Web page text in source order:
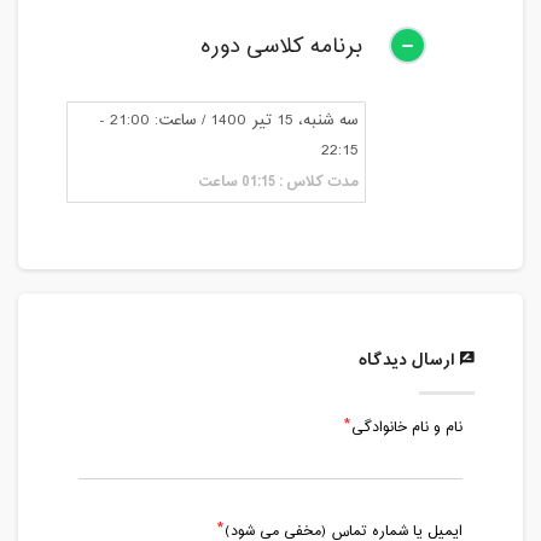
برنامه کلاسی دوره
سه شنبه، 15 تیر 1400 / ساعت: 21:00 -
22:15
مدت کلاس : 01:15 ساعت
ارسال دیدگاه
نام و نام خانوادگی
ایمیل یا شماره تماس (مخفی می شود)